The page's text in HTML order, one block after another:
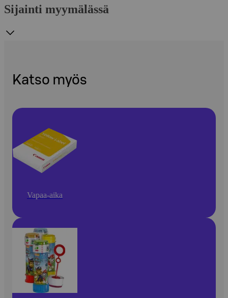
Sijainti myymälässä
Katso myös
Vapaa-aika